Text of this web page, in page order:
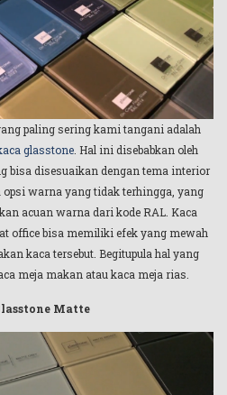
paling sering kami tangani adalah
glasstone . Hal ini disebabkan oleh
bisa disesuaikan dengan tema interior
warna yang tidak terhingga, yang
acuan warna dari kode RAL. Kaca
office bisa memiliki efek yang mewah
kaca tersebut. Begitupula hal yang
meja makan atau kaca meja rias.
Matte